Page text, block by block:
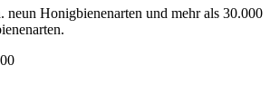
neun Honigbienenarten und mehr als 30.000